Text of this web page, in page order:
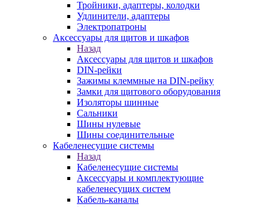
Тройники, адаптеры, колодки
Удлинители, адаптеры
Электропатроны
Аксессуары для щитов и шкафов
Назад
Аксессуары для щитов и шкафов
DIN-рейки
Зажимы клеммные на DIN-рейку
Замки для щитового оборудования
Изоляторы шинные
Сальники
Шины нулевые
Шины соединительные
Кабеленесущие системы
Назад
Кабеленесущие системы
Аксессуары и комплектующие
кабеленесущих систем
Кабель-каналы